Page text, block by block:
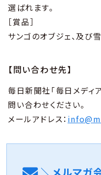
選ばれます。
［賞品］
サンゴのオブジェ、及び
【問い合わせ先】
毎日新聞社「毎日メディ
問い合わせください。
メールアドレス：